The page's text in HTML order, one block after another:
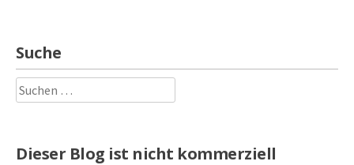
Suche
Suchen
nach:
Dieser Blog ist nicht kommerziell